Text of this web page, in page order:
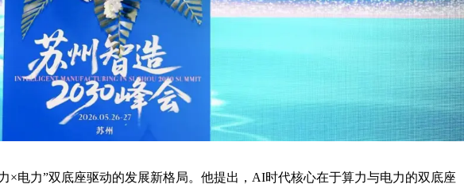
×电力”双底座驱动的发展新格局。他提出，AI时代核心在于算力与电力的双底座